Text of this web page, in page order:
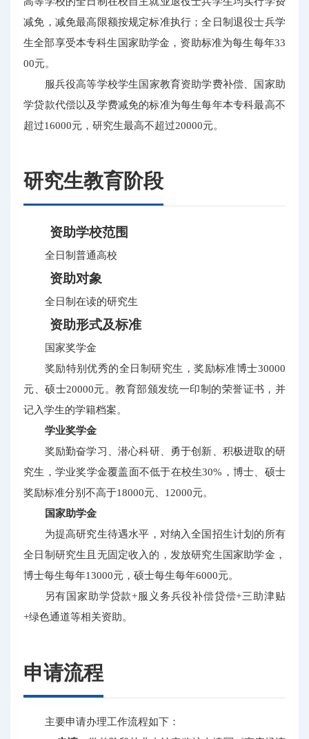
减免，减免最高限额按规定标准执行；全日制退役士兵学
生全部享受本专科生国家助学金，资助标准为每生每年33
00元。
服兵役高等学校学生国家教育资助学费补偿、国家助
学贷款代偿以及学费减免的标准为每生每年本专科最高不
超过16000元，研究生最高不超过20000元。
研究生教育阶段
资助学校范围
全日制普通高校
资助对象
全日制在读的研究生
资助形式及标准
国家奖学金
奖励特别优秀的全日制研究生，奖励标准博士30000
元、硕士20000元。教育部颁发统一印制的荣誉证书，并
记入学生的学籍档案。
学业奖学金
奖励勤奋学习、潜心科研、勇于创新、积极进取的研
究生，学业奖学金覆盖面不低于在校生30%，博士、硕士
奖励标准分别不高于18000元、12000元。
国家助学金
为提高研究生待遇水平，对纳入全国招生计划的所有
全日制研究生且无固定收入的，发放研究生国家助学金，
博士每生每年13000元，硕士每生每年6000元。
另有国家助学贷款+服义务兵役补偿贷偿+三助津贴
+绿色通道等相关资助。
申请流程
主要申请办理工作流程如下：